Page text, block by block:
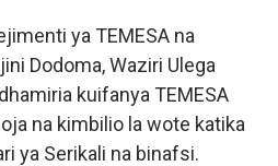
ya TEMESA na
Dodoma, Waziri Ulega
kuifanya TEMESA
na kimbilio la wote katika
ya Serikali na binafsi.